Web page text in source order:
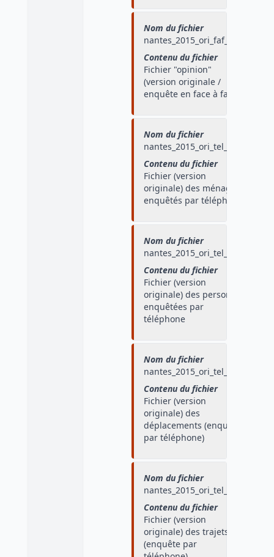
Nom du fichier
nantes_2015_ori_faf_opi
Contenu du fichier
Fichier "opinion"
(version originale /
enquête en face à face)
Nom du fichier
nantes_2015_ori_tel_men
Contenu du fichier
Fichier (version
originale) des ménages
enquêtés par téléphone
Nom du fichier
nantes_2015_ori_tel_pers
Contenu du fichier
Fichier (version
originale) des personnes
enquêtées par
téléphone
Nom du fichier
nantes_2015_ori_tel_depl
Contenu du fichier
Fichier (version
originale) des
déplacements (enquête
par téléphone)
Nom du fichier
nantes_2015_ori_tel_traj
Contenu du fichier
Fichier (version
originale) des trajets
(enquête par